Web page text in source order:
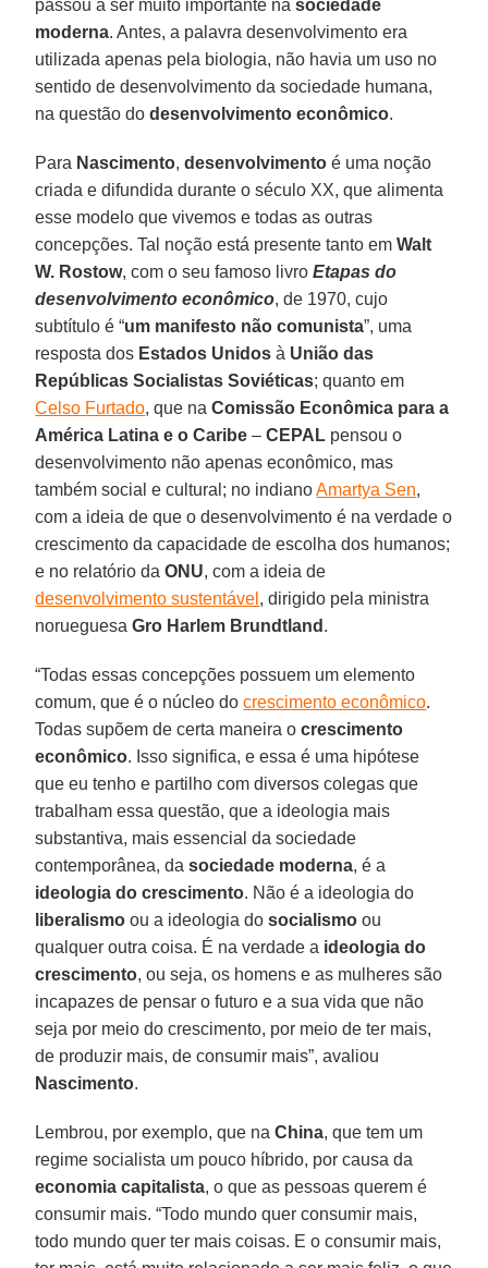
passou a ser muito importante nasociedade
moderna. Antes, a palavra desenvolvimento era
utilizada apenas pela biologia, não havia um uso no
sentido de desenvolvimento da sociedade humana,
na questão dodesenvolvimento econômico.
Para Nascimento,desenvolvimento é uma noção
criada e difundida durante o século XX, que alimenta
esse modelo que vivemos e todas as outras
concepções. Tal noção está presente tanto emWalt
W. Rostow, com o seu famoso livroEtapas do
desenvolvimento econômico, de 1970, cujo
subtítulo é “um manifesto não comunista”, uma
resposta dos Estados Unidos à União das
Repúblicas Socialistas Soviéticas; quanto em
Celso Furtado, que naComissão Econômica para a
América Latina e o Caribe –CEPAL pensou o
desenvolvimento não apenas econômico, mas
também social e cultural; no indianoAmartya Sen,
com a ideia de que o desenvolvimento é na verdade o
crescimento da capacidade de escolha dos humanos;
e no relatório daONU, com a ideia de
desenvolvimento sustentável , dirigido pela ministra
norueguesaGro Harlem Brundtland .
“Todas essas concepções possuem um elemento
comum, que é o núcleo docrescimento econômico.
Todas supõem de certa maneira ocrescimento
econômico. Isso significa, e essa é uma hipótese
que eu tenho e partilho com diversos colegas que
trabalham essa questão, que a ideologia mais
substantiva, mais essencial da sociedade
contemporânea, dasociedade moderna, é a
ideologia do crescimento. Não é a ideologia do
liberalismo ou a ideologia dosocialismo ou
qualquer outra coisa. É na verdade a ideologia do
crescimento, ou seja, os homens e as mulheres são
incapazes de pensar o futuro e a sua vida que não
seja por meio do crescimento, por meio de ter mais,
de produzir mais, de consumir mais”, avaliou
Nascimento.
Lembrou, por exemplo, que naChina, que tem um
regime socialista um pouco híbrido, por causa da
economia capitalista, o que as pessoas querem é
consumir mais. “Todo mundo quer consumir mais,
todo mundo quer ter mais coisas. E o consumir mais,